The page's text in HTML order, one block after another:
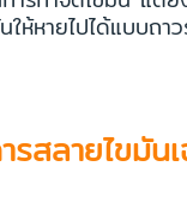
ให้หายไปได้แบบถา
รสลายไขมัน